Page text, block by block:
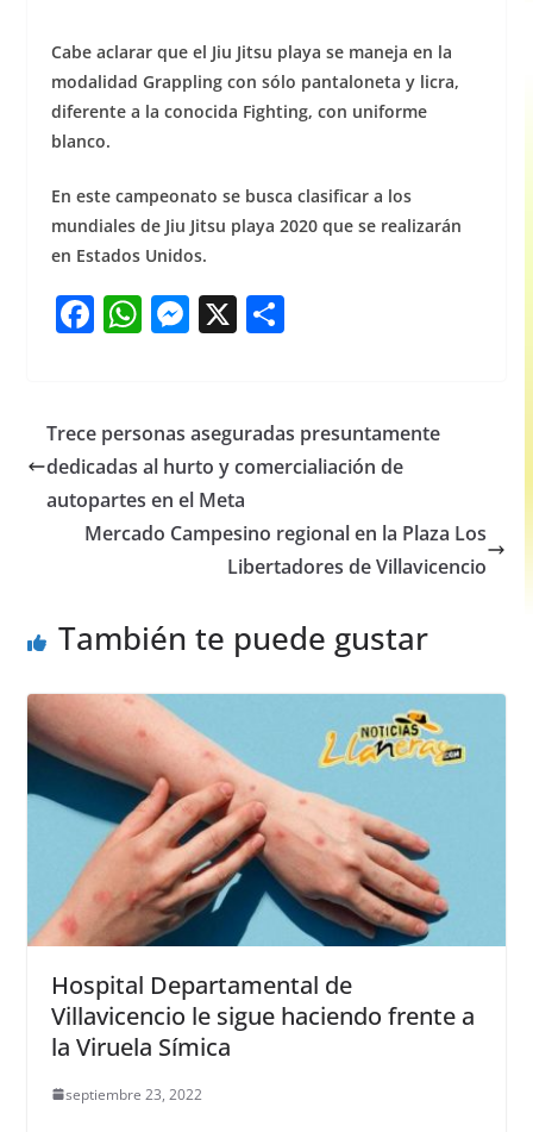
Cabe aclarar que el Jiu Jitsu playa se maneja en la
modalidad Grappling con sólo pantaloneta y licra,
diferente a la conocida Fighting, con uniforme
blanco.
En este campeonato se busca clasificar a los
mundiales de Jiu Jitsu playa 2020 que se realizarán
en Estados Unidos.
F
e
b
o
o
W
s
A
p
p
M
e
n
g
er
X S
e
Trece personas aseguradas presuntamente
dedicadas al hurto y comercialiación de
autopartes en el Meta
Mercado Campesino regional en la Plaza Los
Libertadores de Villavicencio
También te puede gustar
Hospital Departamental de
Villavicencio le sigue haciendo frente a
la Viruela Símica
septiembre 23, 2022